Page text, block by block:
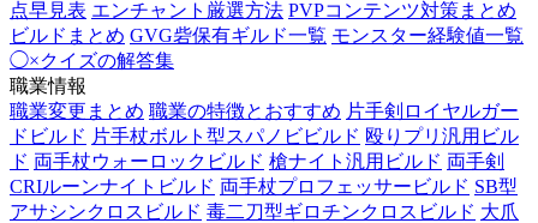
点早見表 エンチャント厳選方法 PVPコンテンツ対策まとめ
ビルドまとめ GVG砦保有ギルド一覧 モンスター経験値一覧
◯×クイズの解答集
職業情報
職業変更まとめ 職業の特徴とおすすめ 片手剣ロイヤルガー
ドビルド 片手杖ボルト型スパノビビルド 殴りプリ汎用ビル
ド 両手杖ウォーロックビルド 槍ナイト汎用ビルド 両手剣
CRIルーンナイトビルド 両手杖プロフェッサービルド SB型
アサシンクロスビルド 毒二刀型ギロチンクロスビルド 大爪